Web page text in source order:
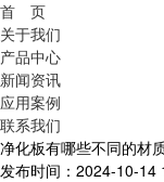
首 页
关于我们
产品中心
新闻资讯
应用案例
联系我们
净化板有哪些不同的材
发布时间：2024-10-14